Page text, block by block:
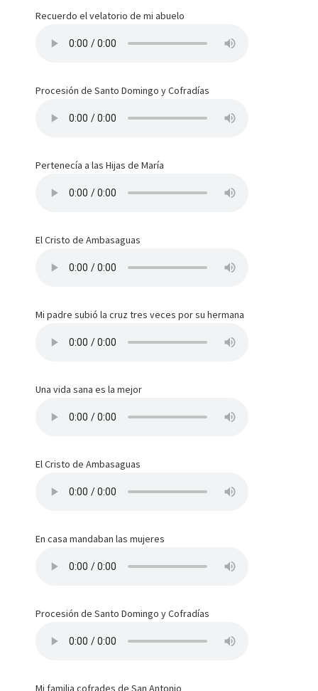
Recuerdo el velatorio de mi abuelo
Procesión de Santo Domingo y Cofradías
Pertenecía a las Hijas de María
El Cristo de Ambasaguas
Mi padre subió la cruz tres veces por su hermana
Una vida sana es la mejor
El Cristo de Ambasaguas
En casa mandaban las mujeres
Procesión de Santo Domingo y Cofradías
Mi familia cofrades de San Antonio